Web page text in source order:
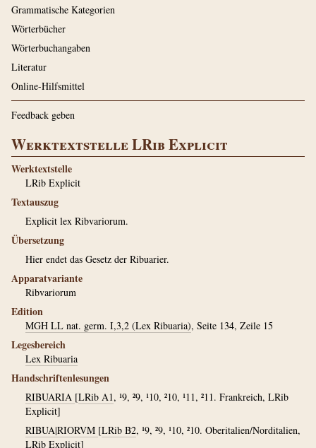
Grammatische Kategorien
Wörterbücher
Wörterbuchangaben
Literatur
Online-Hilfsmittel
Feedback geben
Werktextstelle LRib Explicit
Werktextstelle
LRib Explicit
Textauszug
Explicit lex Ribvariorum.
Übersetzung
Hier endet das Gesetz der Ribuarier.
Apparatvariante
Ribvariorum
Edition
MGH LL nat. germ. I,3,2 (Lex Ribuaria), Seite 134, Zeile 15
Legesbereich
Lex Ribuaria
Handschriftenlesungen
RIBUARIA [LRib A1, ¹9, ²9, ¹10, ²10, ¹11, ²11. Frankreich, LRib
Explicit]
RIBUA|RIORVM [LRib B2, ¹9, ²9, ¹10, ²10. Oberitalien/Norditalien,
LRib Explicit]